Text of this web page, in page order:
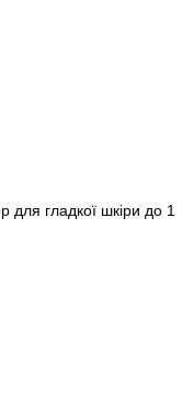
гладкої шкіри до 1